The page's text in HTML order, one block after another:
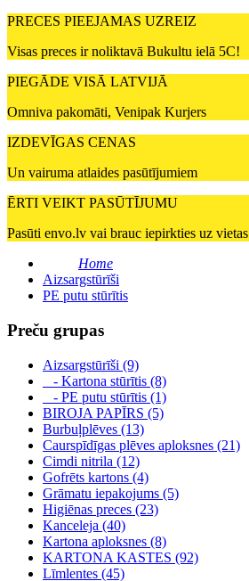
PRECES PIEEJAMAS UZREIZ
Visas preces ir noliktavā Bukultu ielā 5C!
PIEGĀDE VISĀ LATVIJĀ
Omniva pakomāti, Venipak Kurjers
IZDEVĪGAS CENAS
Un vairuma atlaides pasūtījumiem
ĒRTI VEIKT PASŪTĪJUMU
Pasūti envo.lv vai brauc iepirkties uz vietas
Home
Aizsargstūrīši
PE putu stūrītis
Preču grupas
Aizsargstūrīši (9)
- Kartona stūrītis (8)
- PE putu stūrītis (1)
BIROJA PAPĪRS (5)
Burbuļplēves (13)
Caurspīdīgas plēves aploksnes (21)
Cimdi nitrila (12)
Gofrēts kartons (4)
Grāmatu iepakojums (5)
Higiēnas preces (23)
Kanceleja (40)
Kartona aploksnes (8)
KARTONA KASTES (92)
Līmlentes (45)